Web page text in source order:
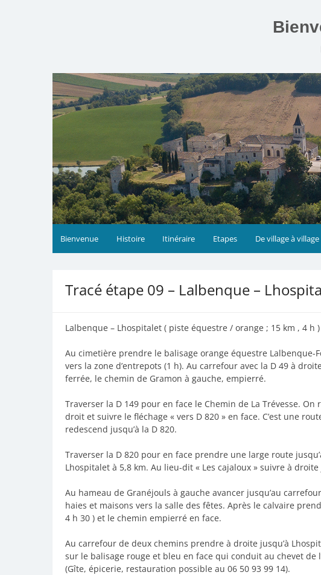
Bienvenue Histoire Itinéraire Etapes De village à village
Tracé étape 09 – Lalbenque –
Lalbenque – Lhospitalet ( piste équestre / orange ; 15 km , 4 h )
Au cimetière prendre le balisage orange équestre Lalbenque-
vers la zone d’entrepots (1 h). Au carrefour avec la D 49 à
ferrée, le chemin de Gramon à gauche, empierré.
Traverser la D 149 pour en face le Chemin de La Trévesse.
droit et suivre le fléchage « vers D 820 » en face. C’est une
redescend jusqu’à la D 820.
Traverser la D 820 pour en face prendre une large route
Lhospitalet à 5,8 km. Au lieu-dit « Les cajaloux » suivre à
Au hameau de Granéjouls à gauche avancer jusqu’au
haies et maisons vers la salle des fêtes. Après le calvaire
4 h 30 ) et le chemin empierré en face.
Au carrefour de deux chemins prendre à droite jusqu’à
sur le balisage rouge et bleu en face qui conduit au chevet de
(Gîte, épicerie, restauration possible au 06 50 93 99 14).